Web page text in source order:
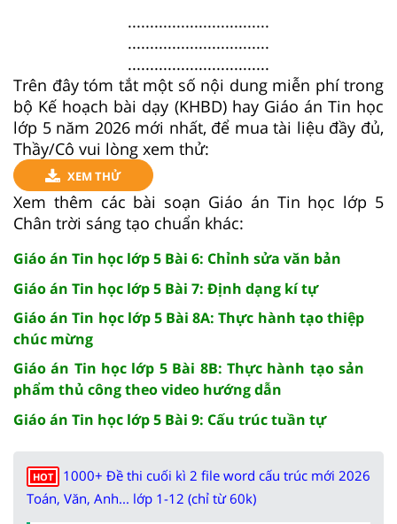
................................
................................
................................
Trên đây tóm tắt một số nội dung miễn phí trong
bộ Kế hoạch bài dạy (KHBD) hay Giáo án Tin học
lớp 5 năm 2026 mới nhất, để mua tài liệu đầy đủ,
Thầy/Cô vui lòng xem thử:
XEM THỬ
Xem thêm các bài soạn Giáo án Tin học lớp 5
Chân trời sáng tạo chuẩn khác:
Giáo án Tin học lớp 5 Bài 6: Chỉnh sửa văn bản
Giáo án Tin học lớp 5 Bài 7: Định dạng kí tự
Giáo án Tin học lớp 5 Bài 8A: Thực hành tạo thiệp
chúc mừng
Giáo án Tin học lớp 5 Bài 8B: Thực hành tạo sản
phẩm thủ công theo video hướng dẫn
Giáo án Tin học lớp 5 Bài 9: Cấu trúc tuần tự
HOT
1000+ Đề thi cuối kì 2 file word cấu trúc mới 2026
Toán, Văn, Anh... lớp 1-12 (chỉ từ 60k)